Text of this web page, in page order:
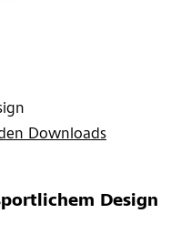
Downloads
Design